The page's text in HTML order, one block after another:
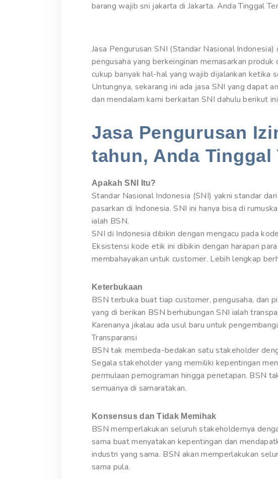
barang wajib sni jakarta di Jakarta. Anda Tinggal
Jasa Pengurusan SNI (Standar Nasional
pengusaha yang berkeinginan memasarkan
cukup banyak hal-hal yang wajib dijalankan ketika
Untungnya, sekarang ini ada jasa SNI yang dapat
dan mendalam kami berkaitan SNI dahulu berikut
Jasa Pengurusan
tahun, Anda Tinggal
Apakah SNI Itu?
Standar Nasional Indonesia (SNI) yakni standar
pasarkan di Indonesia. SNI ini hanya bisa di
ialah BSN.
SNI di Indonesia dibikin dengan mengacu pada
Eksistensi kode etik ini dibikin dengan harapan
membahayakan untuk customer. Lebih lengkap
Keterbukaan
BSN terbuka buat tiap customer, pengusaha, dan
yang di berikan BSN berhubungan SNI ialah
Karenanya jikalau ada usul baru untuk
Transparansi
BSN tak membeda-bedakan satu stakeholder
Segala stakeholder yang memiliki kepentingan
permulaan pemograman hingga penetapan. BSN
semuanya di samaratakan.
Konsensus dan Tidak Memihak
BSN memperlakukan seluruh stakeholdernya
sama buat menyatakan kepentingan dan
industri yang sama. BSN akan memperlakukan
sama pula.